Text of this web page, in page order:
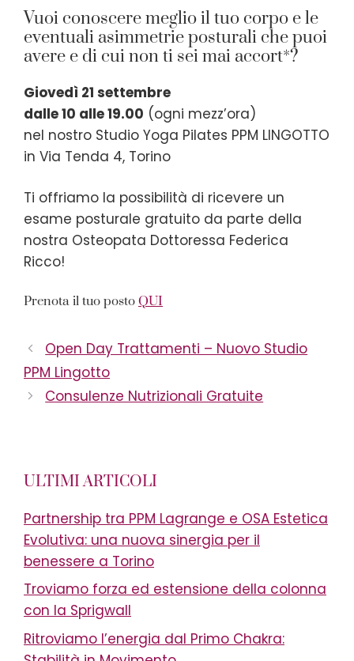
Vuoi conoscere meglio il tuo corpo e le
eventuali asimmetrie posturali che puoi
avere e di cui non ti sei mai accort*?
Giovedì 21 settembre
dalle 10 alle 19.00 (ogni mezz’ora)
nel nostro Studio Yoga Pilates PPM LINGOTTO
in Via Tenda 4, Torino
Ti offriamo la possibilità di ricevere un
esame posturale gratuito da parte della
nostra Osteopata Dottoressa Federica
Ricco!
Prenota il tuo posto QUI
Open Day Trattamenti – Nuovo Studio
PPM Lingotto
Consulenze Nutrizionali Gratuite
ULTIMI ARTICOLI
Partnership tra PPM Lagrange e OSA Estetica
Evolutiva: una nuova sinergia per il
benessere a Torino
Troviamo forza ed estensione della colonna
con la Sprigwall
Ritroviamo l’energia dal Primo Chakra: